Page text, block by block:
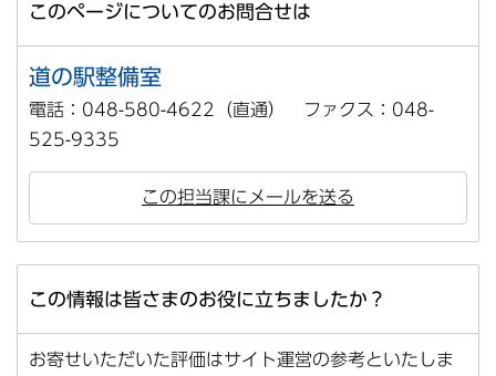
このページについてのお問合せは
道の駅整備室
電話：048-580-4622（直通） ファクス：048-
525-9335
この担当課にメールを送る
この情報は皆さまのお役に立ちましたか？
お寄せいただいた評価はサイト運営の参考といたしま